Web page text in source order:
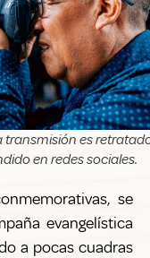
transmisión es
en redes sociales.
se
evangelística
a pocas cuadras